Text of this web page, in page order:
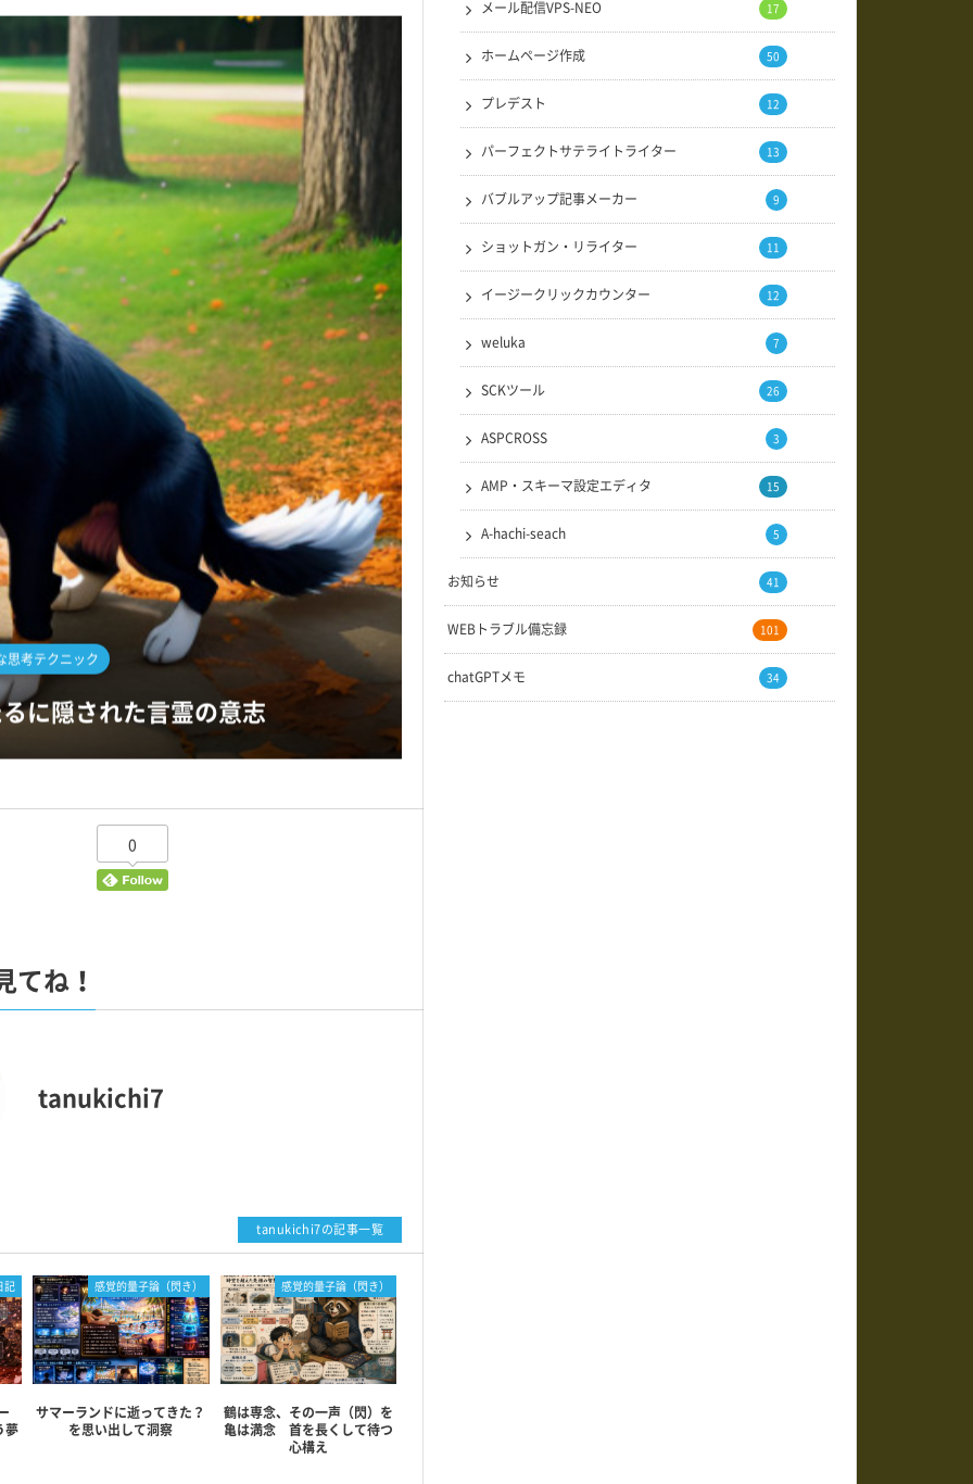
タイムシミュレーション
思考テクニック
失われた『牟』大陸
てね！
夢
を思い出して洞察
鶴は専念、その一声（閃）を
亀は満念 首を長くして待つ
心構え
メール配信VPS-NEO 17
ホームページ作成 50
プレデスト 12
パーフェクトサテライトライター 13
バブルアップ記事メーカー 9
ショットガン・リライター 11
イージークリックカウンター 12
weluka 7
SCKツール 26
ASPCROSS 3
AMP・スキーマ設定エディタ 15
A-hachi-seach 5
お知らせ 41
WEBトラブル備忘録 101
chatGPTメモ 34